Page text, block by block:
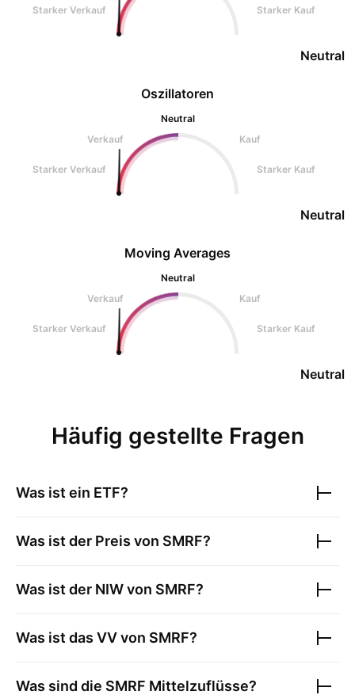
Oszillatoren
Neutral
Verkauf
Kauf
Starker Verkauf Starker Kauf
Neutral
Starker Verkauf Starker Kauf
Neutral
Moving Averages
Neutral
Verkauf
Kauf
Starker Verkauf Starker Kauf
Neutral
Häufig gestellte Fragen
Was ist ein ETF?
Was ist der Preis von SMRF?
Was ist der NIW von SMRF?
Was ist das VV von SMRF?
Was sind die SMRF Mittelzuflüsse?